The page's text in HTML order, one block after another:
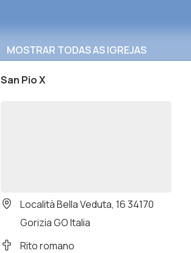
MOSTRAR TODAS AS IGREJAS
San Pio X
Località Bella Veduta, 16 34170
Gorizia GO Italia
Rito romano